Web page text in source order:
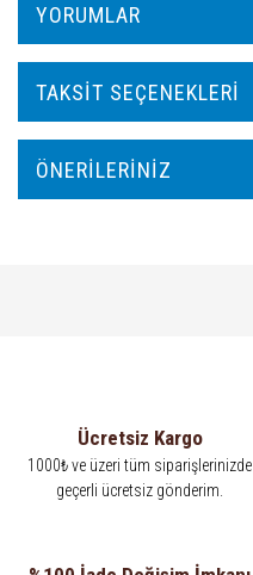
YORUMLAR
TAKSIT SEÇENEKLERI
ÖNERILERINIZ
Ücretsiz Kargo
1000₺ ve üzeri tüm siparişlerinizde
geçerli ücretsiz gönderim.